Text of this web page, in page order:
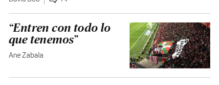
“Entren con todo lo
que tenemos”
Ane Zabala